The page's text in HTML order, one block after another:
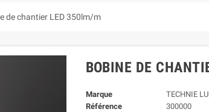
de chantier LED 350lm/m
BOBINE DE
Marque
TECHNIE
Référence
300000